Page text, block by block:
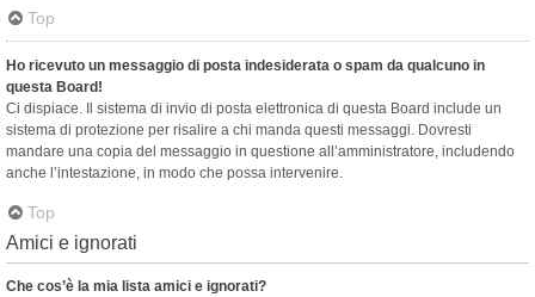
Top
Ho ricevuto un messaggio di posta indesiderata o spam da qualcuno in
questa Board!
Ci dispiace. Il sistema di invio di posta elettronica di questa Board include un
sistema di protezione per risalire a chi manda questi messaggi. Dovresti
mandare una copia del messaggio in questione all’amministratore, includendo
anche l’intestazione, in modo che possa intervenire.
Top
Amici e ignorati
Che cos’è la mia lista amici e ignorati?